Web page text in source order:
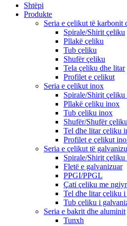
Shtëpi
Produkte
Seria e çelikut të karbonit
Spirale/Shirit çeliku
Pllakë çeliku
Tub çeliku
Shufër çeliku
Tela çeliku dhe litar
Profilet e çelikut
Seria e çelikut inox
Spirale/Shirit
Pllakë çeliku inox
Tub çeliku inox
Shufër/Shufër
Tel dhe litar çeliku
Profilet e çelikut
Seria e çelikut të
Spirale/Shirit
Fletë e galvanizuar
PPGI/PPGL
Çati çeliku me
Tel dhe litar çeliku
Tub çeliku i
Seria e bakrit dhe aluminit
Tunxh